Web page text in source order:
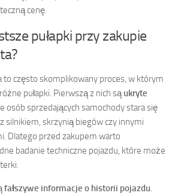
cenę.
pułapki przy zakupie
to często skomplikowany proces, w którym
pułapki. Pierwszą z nich sąukryte
osób sprzedających samochody stara się
silnikiem, skrzynią biegów czy innymi
Dlatego przed zakupem warto
badanie techniczne pojazdu, które może
fałszywe informacje o historii pojazdu.